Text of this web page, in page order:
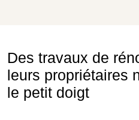
Des travaux de
leurs propriétaires
le petit doigt